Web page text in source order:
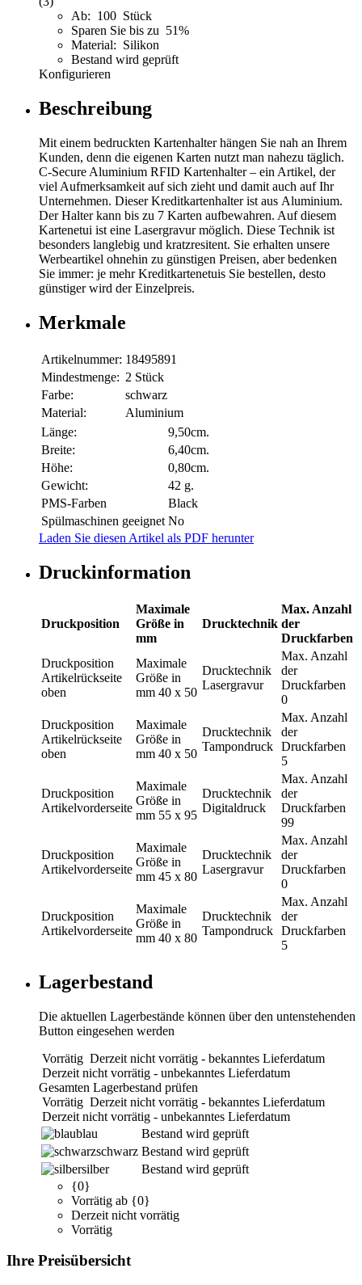
Ab: 100 Stück
Sparen Sie bis zu 51%
Material: Silikon
Bestand wird geprüft
Konfigurieren
Beschreibung
Mit einem bedruckten Kartenhalter hängen Sie nah an Ihrem
Kunden, denn die eigenen Karten nutzt man nahezu täglich.
C-Secure Aluminium RFID Kartenhalter – ein Artikel, der
viel Aufmerksamkeit auf sich zieht und damit auch auf Ihr
Unternehmen. Dieser Kreditkartenhalter ist aus Aluminium.
Der Halter kann bis zu 7 Karten aufbewahren. Auf diesem
Kartenetui ist eine Lasergravur möglich. Diese Technik ist
besonders langlebig und kratzresitent. Sie erhalten unsere
Werbeartikel ohnehin zu günstigen Preisen, aber bedenken
Sie immer: je mehr Kreditkartenetuis Sie bestellen, desto
günstiger wird der Einzelpreis.
Merkmale
Artikelnummer: 18495891
Mindestmenge: 2 Stück
Farbe:
schwarz
Material:
Aluminium
Länge:
9,50cm.
Breite:
6,40cm.
Höhe:
0,80cm.
Gewicht:
42 g.
PMS-Farben
Black
Spülmaschinen geeignet No
Laden Sie diesen Artikel als PDF herunter
Druckinformation
Druckposition
Maximale
Größe in
mm
Drucktechnik
Max. Anzahl
der
Druckfarben
Druckposition
Artikelrückseite
oben
Maximale
Größe in
mm 40 x 50
Drucktechnik
Lasergravur
Max. Anzahl
der
Druckfarben
0
Druckposition
Artikelrückseite
oben
Maximale
Größe in
mm 40 x 50
Drucktechnik
Tampondruck
Max. Anzahl
der
Druckfarben
5
Druckposition
Artikelvorderseite
Maximale
Größe in
mm 55 x 95
Drucktechnik
Digitaldruck
Max. Anzahl
der
Druckfarben
99
Druckposition
Artikelvorderseite
Maximale
Größe in
mm 45 x 80
Drucktechnik
Lasergravur
Max. Anzahl
der
Druckfarben
0
Druckposition
Artikelvorderseite
Maximale
Größe in
mm 40 x 80
Drucktechnik
Tampondruck
Max. Anzahl
der
Druckfarben
5
Lagerbestand
Die aktuellen Lagerbestände können über den untenstehenden
Button eingesehen werden
Vorrätig Derzeit nicht vorrätig - bekanntes Lieferdatum
Derzeit nicht vorrätig - unbekanntes Lieferdatum
Gesamten Lagerbestand prüfen
Vorrätig Derzeit nicht vorrätig - bekanntes Lieferdatum
Derzeit nicht vorrätig - unbekanntes Lieferdatum
blau
Bestand wird geprüft
schwarz Bestand wird geprüft
silber
Bestand wird geprüft
{0}
Vorrätig ab {0}
Derzeit nicht vorrätig
Vorrätig
Ihre Preisübersicht